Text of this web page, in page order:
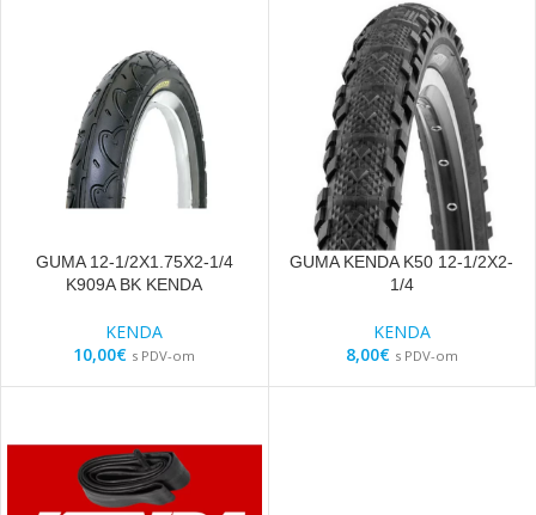
GUMA 12-1/2X1.75X2-1/4
K909A BK KENDA
KENDA
10,00€ s PDV-om
GUMA KENDA K50 12-1/2X2-
1/4
KENDA
8,00€ s PDV-om